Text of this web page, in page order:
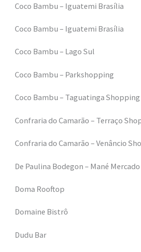
Coco Bambu – Iguatemi Brasília
Coco Bambu – Iguatemi Brasília
Coco Bambu – Lago Sul
Coco Bambu – Parkshopping
Coco Bambu – Taguatinga Shopping
Confraria do Camarão – Terraço
Confraria do Camarão – Venâncio
De Paulina Bodegon – Mané Mercado
Doma Rooftop
Domaine Bistrô
Dudu Bar